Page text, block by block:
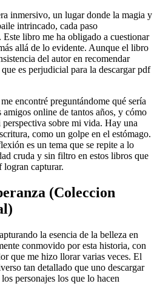
inmersivo, un lugar donde la magia y
intrincado, cada paso
libro me ha obligado a cuestionar
allá de lo evidente. Aunque el libro
del autor en recomendar
es perjudicial para la descargar pdf
encontré preguntándome qué sería
online de tantos años, y cómo
sobre mi vida. Hay una
como un golpe en el estómago.
es un tema que se repite a lo
cruda y sin filtro en estos libros que
logran capturar.
(Coleccion
la esencia de la belleza en
conmovido por esta historia, con
que me hizo llorar varias veces. El
tan detallado que uno descargar
personajes los que lo hacen